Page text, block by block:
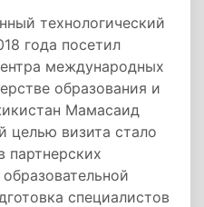
технологический
года посетил
международных
образования и
Мамасаид
целью визита стало
партнерских
специалистов